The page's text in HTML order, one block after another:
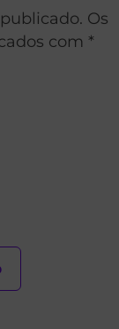
Os
com *